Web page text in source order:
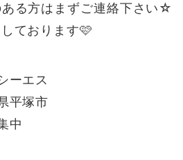
る方はまずご連絡下さい☆
ております🩷
ーエス
平塚市
中